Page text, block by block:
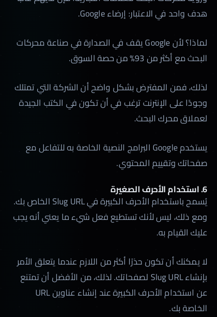
هدف واحد في الاعتبار: إرضاء Google.
لماذا؟ لأن Google يقف في الصدارة في صناعة محركات
البحث مع أكثر من 93% من حصة السوق.
لذلك، فمن المفترض بشكل واضح أن الشركة التي تمتلك
وجودًا على الإنترنت ترغب في أن تكون في الكتب الجيدة
لعملاق محرك البحث.
يستخدم Google البرامج النصية الخاصة به للتفاعل مع
صفحاتك وتقييم المحتوي.
6. استخدام الأحرف الصغيرة
يُسمح باستخدام الأحرف الكبيرة في Slug URL الخاص بك.
ومع ذلك، ليس لأنك تستطيع فعل شيء ما يعني أنه يجب
عليك القيام به.
لا يمكنك أن تكون حذرًا أكثر من اللازم عندما يتعلق الأمر
بإنشاء Slug URL لصفحاتك. لذلك، من الأفضل أن تمتنع
عن استخدام الأحرف الكبيرة عند إنشاء عناوين URL
الخاصة بك.